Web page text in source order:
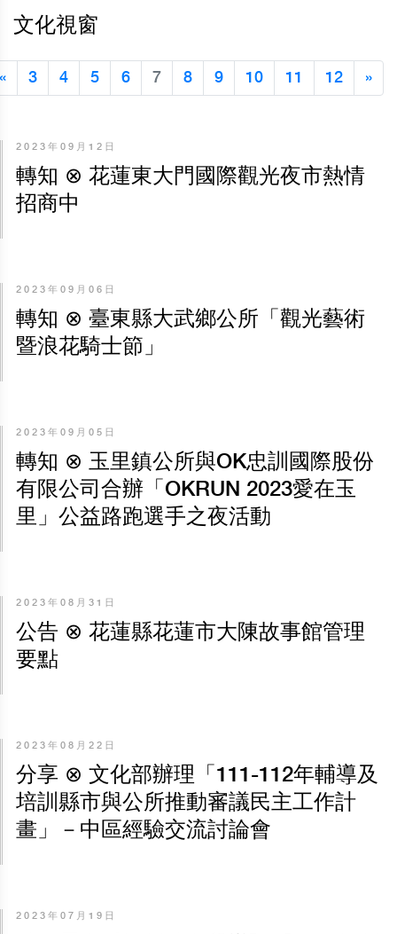
文化視窗
« 3 4 5 6 7 8 9 10 11 12 »
2023年09月12日
轉知 ⊗ 花蓮東大門國際觀光夜市熱情
招商中
2023年09月06日
轉知 ⊗ 臺東縣大武鄉公所「觀光藝術
暨浪花騎士節」
2023年09月05日
轉知 ⊗ 玉里鎮公所與OK忠訓國際股份
有限公司合辦「OKRUN 2023愛在玉
里」公益路跑選手之夜活動
2023年08月31日
公告 ⊗ 花蓮縣花蓮市大陳故事館管理
要點
2023年08月22日
分享 ⊗ 文化部辦理「111-112年輔導及
培訓縣市與公所推動審議民主工作計
畫」－中區經驗交流討論會
2023年07月19日